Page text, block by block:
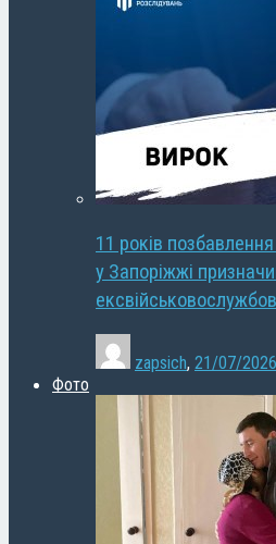
11 років
у Запоріжжі
zapsich, 21/07/2026
Фото